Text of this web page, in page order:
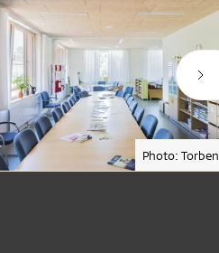
Photo: